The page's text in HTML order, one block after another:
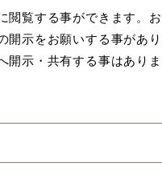
閲覧する事ができます。
開示をお願いする事があ
示・共有する事はありま